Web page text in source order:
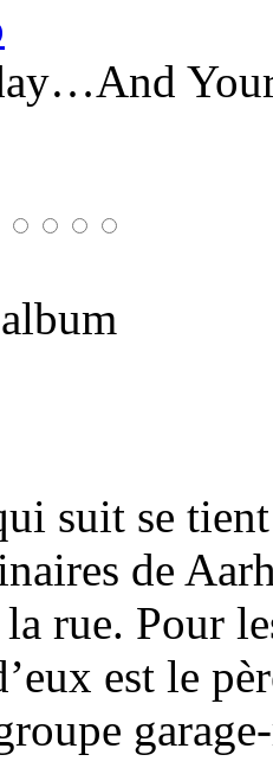
suit se
de
rue. Pour
est le